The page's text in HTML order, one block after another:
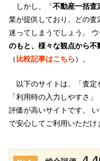
しかし、「不動産一括査
業が提供しており、どの
迷ってしまうでしょう。 ウ
のもと、様々な観点から
（比較記事はこちら）。
以下のサイトは、「査定
「利用時の入力しやすさ
評価が高いサイトです。
で安心してご利用いただけ